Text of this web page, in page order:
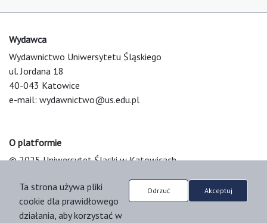
Wydawca
Wydawnictwo Uniwersytetu Śląskiego
ul. Jordana 18
40-043 Katowice
e-mail: wydawnictwo@us.edu.pl
O platformie
© 2025 Uniwersytet Śląski w Katowicach
Platform & Workflow by OJS/PKP
Ta strona używa pliki
cookie dla prawidłowego
działania, aby korzystać w
Odrzuć Akceptuj